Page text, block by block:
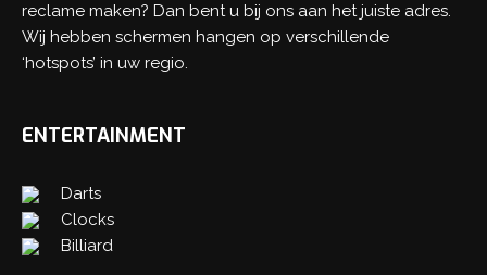
reclame maken? Dan bent u bij ons aan het juiste adres.
Wij hebben schermen hangen op verschillende
‘hotspots’ in uw regio.
ENTERTAINMENT
Darts
Clocks
Billiard